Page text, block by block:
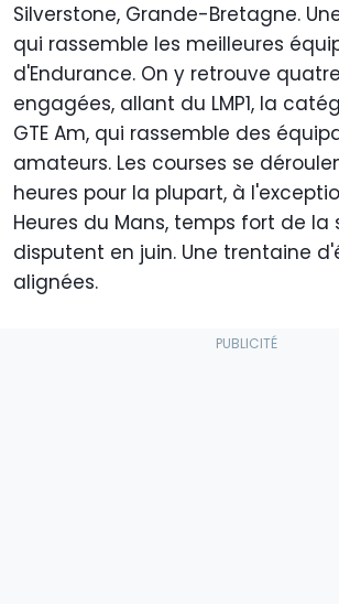
Silverstone, Grande-Bretagne.
qui rassemble les meilleures
d'Endurance. On y retrouve
engagées, allant du LMP1, la
GTE Am, qui rassemble des
amateurs. Les courses se
heures pour la plupart, à
Heures du Mans, temps fort de la
disputent en juin. Une trentaine
alignées.